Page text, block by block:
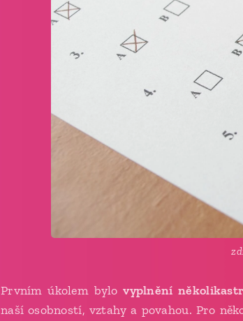
Prvním úkolem bylovyplnění
naší osobností, vztahy a povahou. Pro